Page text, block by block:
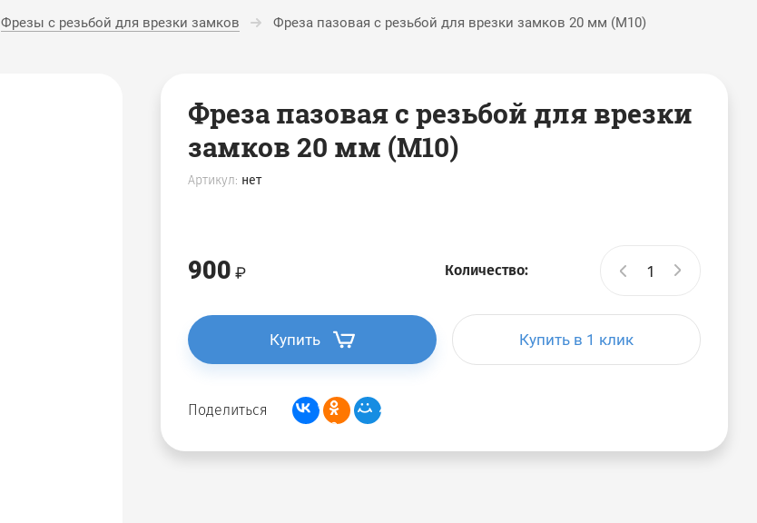
Фрезы с резьбой для врезки замков Фреза пазовая с резьбой для врезки замков 20 мм (М10)
Фреза пазовая с резьбой для врезки
замков 20 мм (М10)
Артикул: нет
900 Количество:
Купить Купить в 1 клик
Поделиться